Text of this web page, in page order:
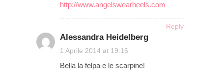
http://www.angelswearheels.com
Reply
Alessandra Heidelberg
1 Aprile 2014 at 19:16
Bella la felpa e le scarpine!